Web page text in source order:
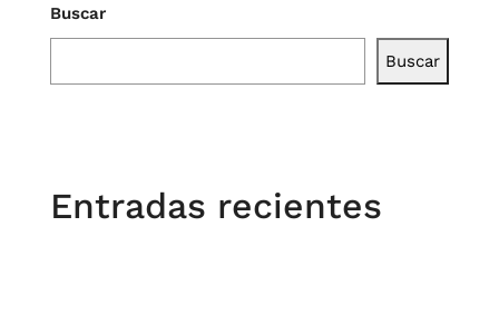
Buscar
Buscar
Entradas recientes